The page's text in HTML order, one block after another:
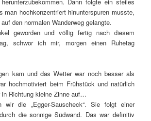
man hochkonzentriert hinunterspuren musste,
den normalen Wanderweg gelangte.
geworden und völlig fertig nach diesem
schwor ich mir, morgen einen Ruhetag
kam und das Wetter war noch besser als
hochmotiviert beim Frühstück und natürlich
in Richtung kleine Zinne auf…
wir die „Egger-Sauscheck“. Sie folgt einer
die sonnige Südwand. Das war definitiv